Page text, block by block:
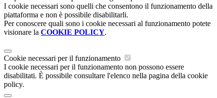
I cookie necessari sono quelli che consentono il funzionamento della
piattaforma e non è possibile disabilitarli.
Per conoscere quali sono i cookie necessari al funzionamento potete
visionare la COOKIE POLICY.
Cookie necessari per il funzionamento
I cookie necessari per il funzionamento non possono essere
disabilitati. È possibile consultare l'elenco nella pagina della cookie
policy.